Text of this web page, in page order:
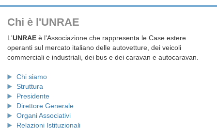
Chi è l'UNRAE
L'UNRAE è l'Associazione che rappresenta le Case estere
operanti sul mercato italiano delle autovetture, dei veicoli
commerciali e industriali, dei bus e dei caravan e autocaravan.
Chi siamo
Struttura
Presidente
Direttore Generale
Organi Associativi
Relazioni Istituzionali